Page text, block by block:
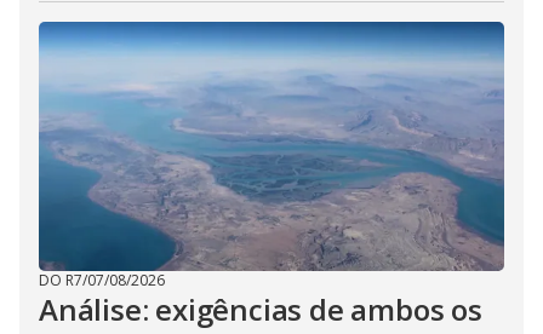
DO R7/07/08/2026
Análise: exigências de ambos os